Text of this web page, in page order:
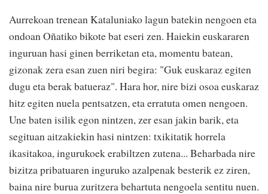
Aurrekoan trenean Kataluniako lagun batekin nengoen eta
ondoan Oñatiko bikote bat eseri zen. Haiekin euskararen
inguruan hasi ginen berriketan eta, momentu batean,
gizonak zera esan zuen niri begira: "Guk euskaraz egiten
dugu eta berak batueraz". Hara hor, nire bizi osoa euskaraz
hitz egiten nuela pentsatzen, eta erratuta omen nengoen.
Une baten isilik egon nintzen, zer esan jakin barik, eta
segituan aitzakiekin hasi nintzen: txikitatik horrela
ikasitakoa, ingurukoek erabiltzen zutena... Beharbada nire
bizitza pribatuaren inguruko azalpenak besterik ez ziren,
baina nire burua zuritzera behartuta nengoela sentitu nuen.